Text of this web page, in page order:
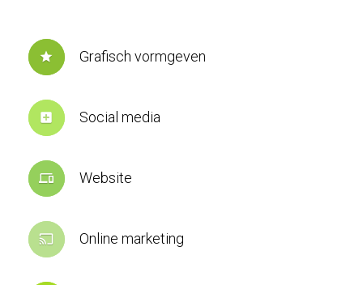
star Grafisch vormgeven
add_box Social media
devices Website
cast Online marketing